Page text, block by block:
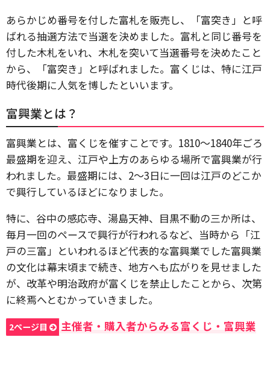
あらかじめ番号を付した富札を販売し、「富突き」と呼
ばれる抽選方法で当選を決めました。富札と同じ番号を
付した木札をいれ、木札を突いて当選番号を決めたこと
から、「富突き」と呼ばれました。富くじは、特に江戸
時代後期に人気を博したといいます。
富興業とは？
富興業とは、富くじを催すことです。1810～1840年ごろ
最盛期を迎え、江戸や上方のあらゆる場所で富興業が行
われました。最盛期には、2～3日に一回は江戸のどこか
で興行しているほどになりました。
特に、谷中の感応寺、湯島天神、目黒不動の三か所は、
毎月一回のペースで興行が行われるなど、当時から「江
戸の三富」といわれるほど代表的な富興業でした富興業
の文化は幕末頃まで続き、地方へも広がりを見せました
が、改革や明治政府が富くじを禁止したことから、次第
に終焉へとむかっていきました。
2ページ目 主催者・購入者からみる富くじ・富興業